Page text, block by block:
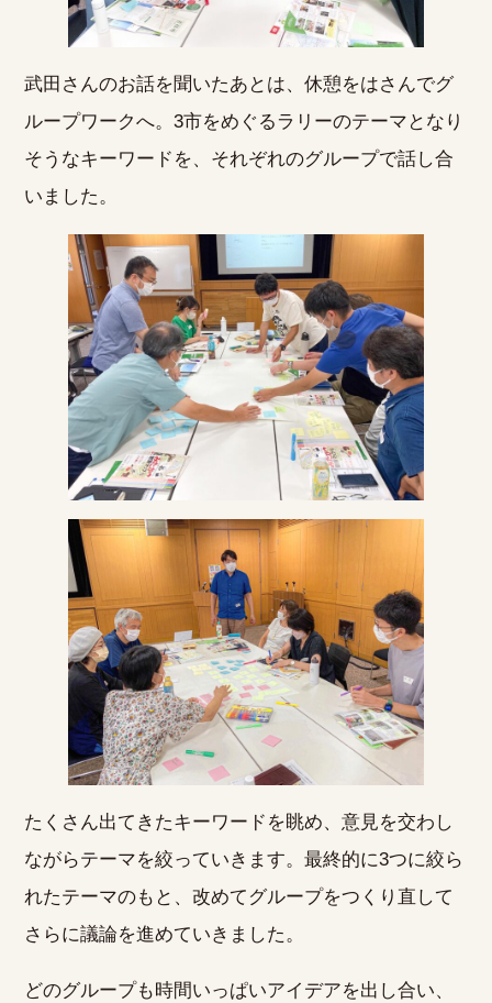
武田さんのお話を聞いたあとは、休憩をはさんでグ
ループワークへ。3市をめぐるラリーのテーマとなり
そうなキーワードを、それぞれのグループで話し合
いました。
たくさん出てきたキーワードを眺め、意見を交わし
ながらテーマを絞っていきます。最終的に3つに絞ら
れたテーマのもと、改めてグループをつくり直して
さらに議論を進めていきました。
どのグループも時間いっぱいアイデアを出し合い、